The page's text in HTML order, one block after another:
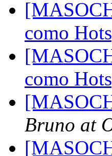
como
como
Bruno at